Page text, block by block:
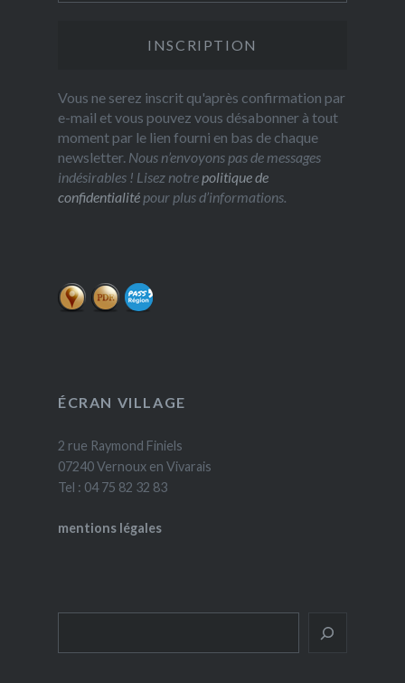
Vous ne serez inscrit qu'après confirmation par
e-mail et vous pouvez vous désabonner à tout
moment par le lien fourni en bas de chaque
newsletter. Nous n’envoyons pas de messages
indésirables ! Lisez notrepolitique de
confidentialitépour plus d’informations.
ÉCRAN VILLAGE
2 rue Raymond Finiels
07240 Vernoux en Vivarais
Tel : 04 75 82 32 83
mentions légales